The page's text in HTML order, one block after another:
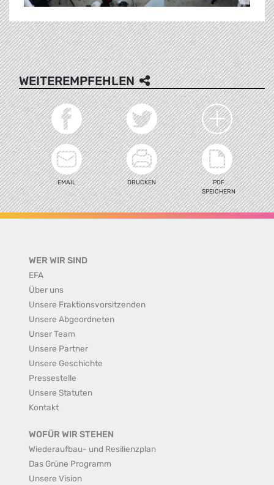
WEITEREMPFEHLEN
EMAIL DRUCKEN
PDF
SPEICHERN
WER WIR SIND
EFA
Über uns
Unsere Fraktionsvorsitzenden
Unsere Abgeordneten
Unser Team
Unsere Partner
Unsere Geschichte
Pressestelle
Unsere Statuten
Kontakt
WOFÜR WIR STEHEN
Wiederaufbau- und Resilienzplan
Das Grüne Programm
Unsere Vision